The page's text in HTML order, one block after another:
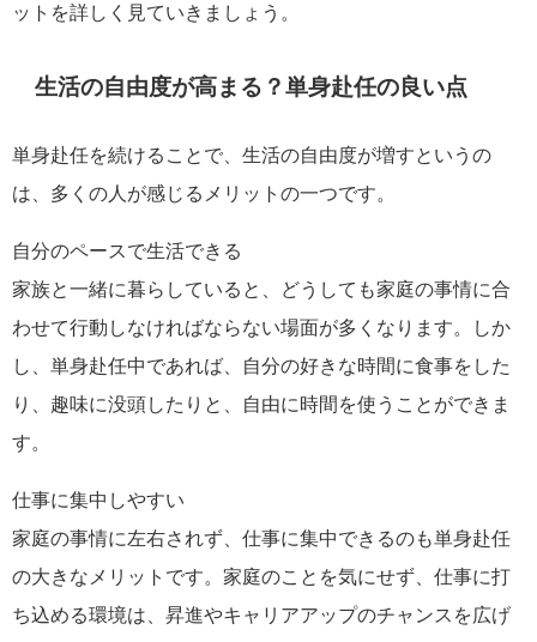
ットを詳しく見ていきましょう。
生活の自由度が高まる？単身赴任の良い点
単身赴任を続けることで、生活の自由度が増すというの
は、多くの人が感じるメリットの一つです。
自分のペースで生活できる
家族と一緒に暮らしていると、どうしても家庭の事情に合
わせて行動しなければならない場面が多くなります。しか
し、単身赴任中であれば、自分の好きな時間に食事をした
り、趣味に没頭したりと、自由に時間を使うことができま
す。
仕事に集中しやすい
家庭の事情に左右されず、仕事に集中できるのも単身赴任
の大きなメリットです。家庭のことを気にせず、仕事に打
ち込める環境は、昇進やキャリアアップのチャンスを広げ